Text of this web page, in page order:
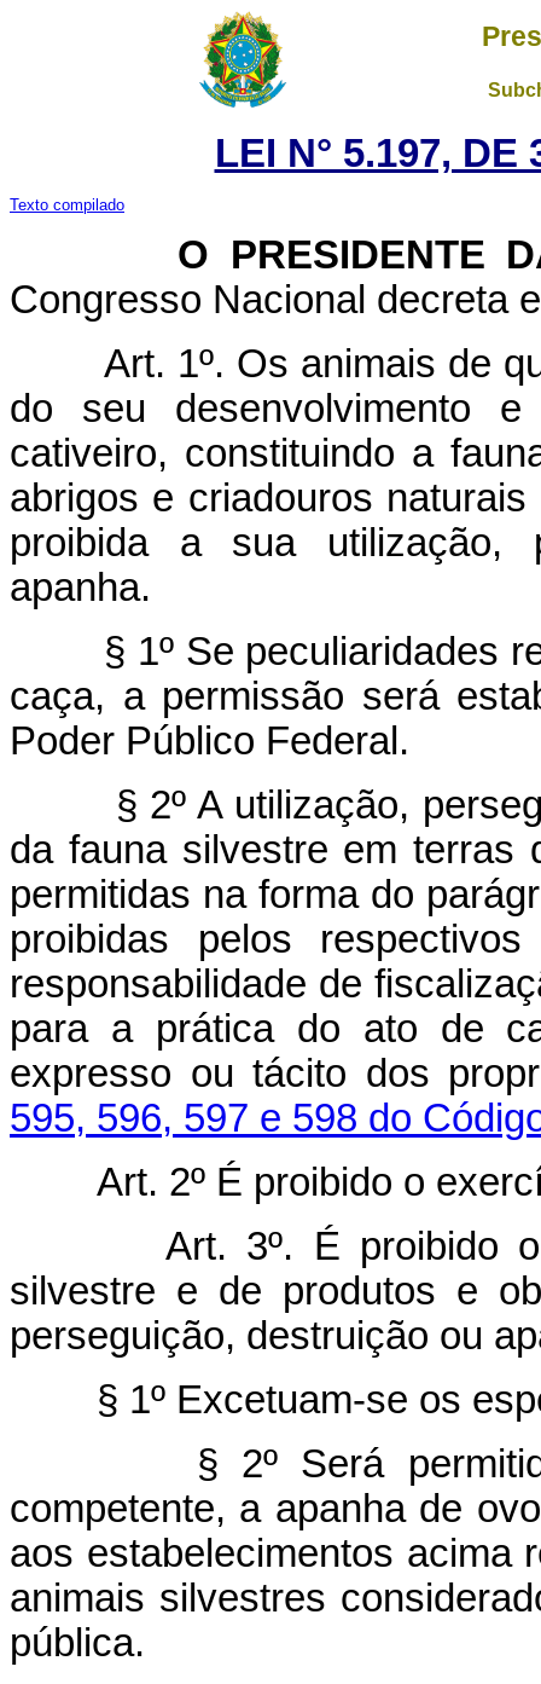
LEI N° 5.197, DE
Texto compilado
O PRESIDENTE DA
Congresso Nacional decreta
Art. 1º. Os animais de
do seu desenvolvimento
cativeiro, constituindo a
abrigos e criadouros
proibida a sua utilização,
apanha.
§ 1º Se peculiaridades
caça, a permissão será
Poder Público Federal.
§ 2º A utilização,
da fauna silvestre em terras
permitidas na forma do
proibidas pelos
responsabilidade de
para a prática do ato de
expresso ou tácito dos
595, 596, 597 e 598 do
Art. 2º É proibido o
Art. 3º. É proibido
silvestre e de produtos e
perseguição, destruição ou
§ 1º Excetuam-se os
§ 2º Será
competente, a apanha de
aos estabelecimentos acima
animais silvestres
pública.